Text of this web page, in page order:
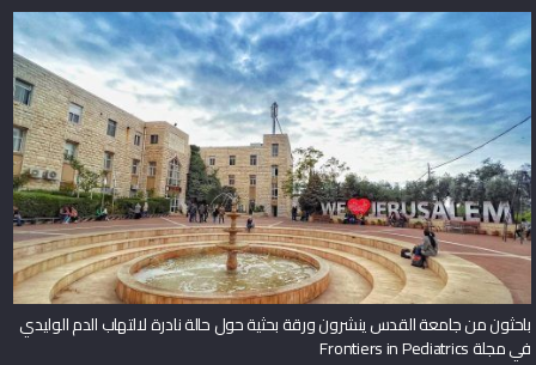
باحثون من جامعة القدس ينشرون ورقة بحثية حول حالة نادرة لالتهاب الدم الوليدي
في مجلة Frontiers in Pediatrics